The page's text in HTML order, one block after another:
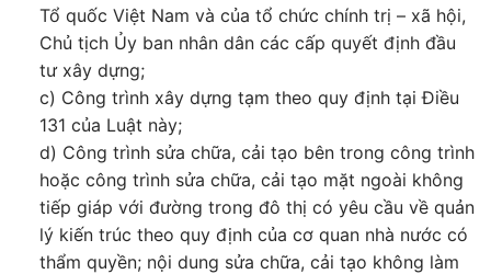
Tổ quốc Việt Nam và của tổ chức chính trị – xã hội,
Chủ tịch Ủy ban nhân dân các cấp quyết định đầu
tư xây dựng;
c) Công trình xây dựng tạm theo quy định tại Điều
131 của Luật này;
d) Công trình sửa chữa, cải tạo bên trong công trình
hoặc công trình sửa chữa, cải tạo mặt ngoài không
tiếp giáp với đường trong đô thị có yêu cầu về quản
lý kiến trúc theo quy định của cơ quan nhà nước có
thẩm quyền; nội dung sửa chữa, cải tạo không làm